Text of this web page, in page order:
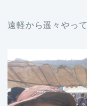
遠軽から遥々やっ